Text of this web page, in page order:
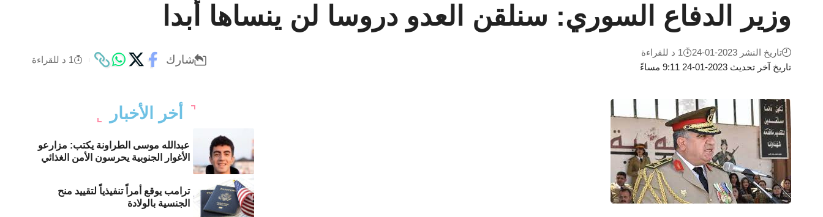
وزير الدفاع السوري: سنلقن العدو دروسا لن ينساها أبدا
تاريخ آخر تحديث 2023-01-24 9:11 مساءً
تاريخ النشر 2023-01-24 1 د للقراءة
شارك 1 د للقراءة
أخر الأخبار
عبدالله موسى الطراونة يكتب: مزارعو
الأغوار الجنوبية يحرسون الأمن الغذائي
ترامب يوقع أمراً تنفيذياً لتقييد منح
الجنسية بالولادة